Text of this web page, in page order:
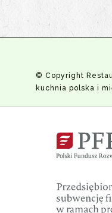
© Copyright
kuchnia polska i